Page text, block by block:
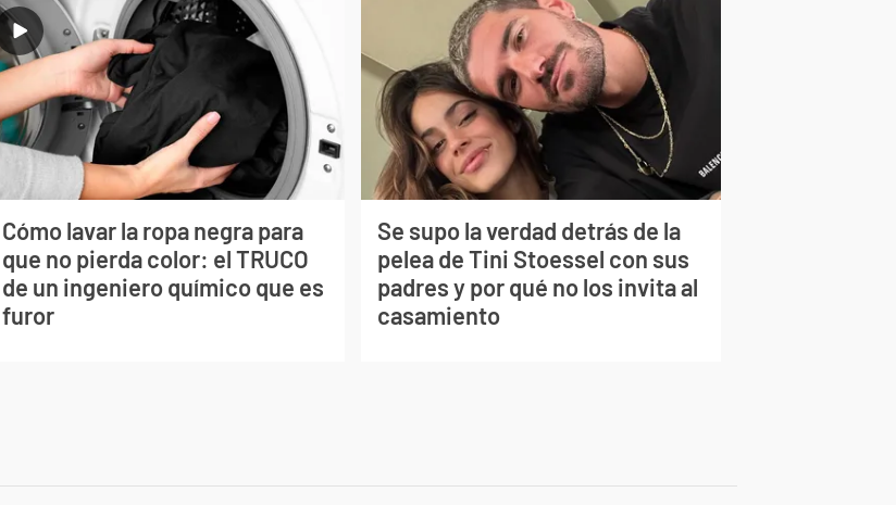
Cómo lavar la ropa negra para
que no pierda color: el TRUCO
de un ingeniero químico que es
furor
Se supo la verdad detrás de la
pelea de Tini Stoessel con sus
padres y por qué no los invita al
casamiento